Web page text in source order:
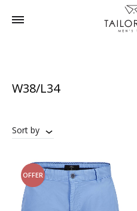
W38/L34
Sort by
OFFER